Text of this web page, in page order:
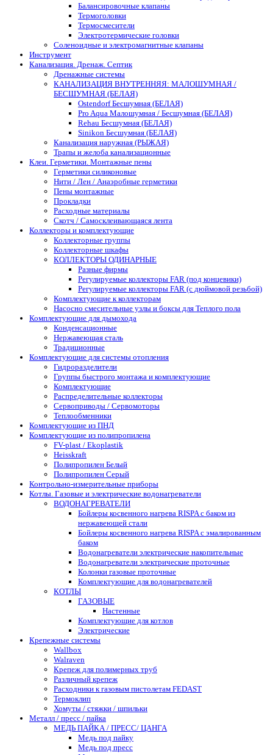
Балансировочные клапаны
Термоголовки
Термосмесители
Электротермические головки
Соленоидные и электромагнитные клапаны
Инструмент
Канализация. Дренаж. Септик
Дренажные системы
КАНАЛИЗАЦИЯ ВНУТРЕННЯЯ: МАЛОШУМНАЯ /
БЕСШУМНАЯ (БЕЛАЯ)
Ostendorf Бесшумная (БЕЛАЯ)
Pro Aqua Малошумная / Бесшумная (БЕЛАЯ)
Rehau Бесшумная (БЕЛАЯ)
Sinikon Бесшумная (БЕЛАЯ)
Канализация наружная (РЫЖАЯ)
Трапы и желоба канализационные
Клеи. Герметики. Монтажные пены
Герметики силиконовые
Нити / Лен / Анаэробные герметики
Пены монтажные
Прокладки
Расходные материалы
Скотч / Самосклеивающаяся лента
Коллекторы и комплектующие
Коллекторные группы
Коллекторные шкафы
КОЛЛЕКТОРЫ ОДИНАРНЫЕ
Разные фирмы
Регулируемые коллекторы FAR (под концевики)
Регулируемые коллекторы FAR (с дюймовой резьбой)
Комплектующие к коллекторам
Насосно смесительные узлы и боксы для Теплого пола
Комплектующие для дымохода
Конденсационные
Нержавеющая сталь
Традиционные
Комплектующие для системы отопления
Гидроразделители
Группы быстрого монтажа и комплектующие
Комплектующие
Распределительные коллекторы
Сервоприводы / Сервомоторы
Теплообменники
Комплектующие из ПНД
Комплектующие из полипропилена
FV-plast / Ekoplastik
Heisskraft
Полипропилен Белый
Полипропилен Серый
Контрольно-измерительные приборы
Котлы. Газовые и электрические водонагреватели
ВОДОНАГРЕВАТЕЛИ
Бойлеры косвенного нагрева RISPA с баком из
нержавеющей стали
Бойлеры косвенного нагрева RISPA с эмалированным
баком
Водонагреватели электрические накопительные
Водонагреватели электрические проточные
Колонки газовые проточные
Комплектующие для водонагревателей
КОТЛЫ
ГАЗОВЫЕ
Настенные
Комплектующие для котлов
Электрические
Крепежные системы
Wallbox
Walraven
Крепеж для полимерных труб
Различный крепеж
Расходники к газовым пистолетам FEDAST
Термоклип
Хомуты / стяжки / шпильки
Металл / пресс / пайка
МЕДЬ ПАЙКА / ПРЕСС/ ЦАНГА
Медь под пайку
Медь под пресс